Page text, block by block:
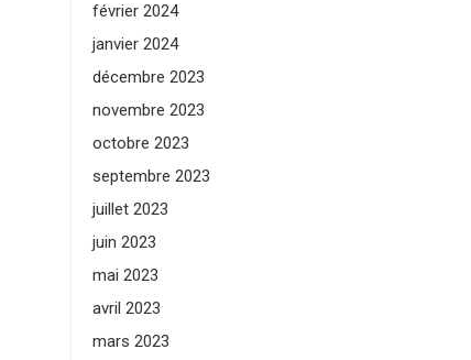
février 2024
janvier 2024
décembre 2023
novembre 2023
octobre 2023
septembre 2023
juillet 2023
juin 2023
mai 2023
avril 2023
mars 2023